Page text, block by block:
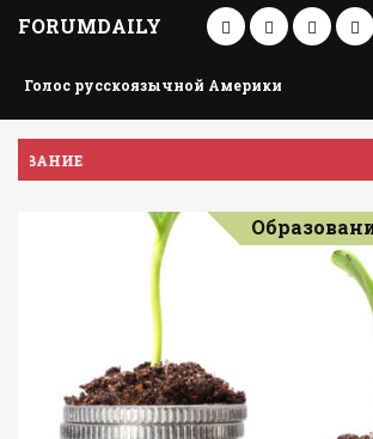
FORUMDAILY
Голос русскоязычной Америки
ПУТЕШЕСТВИЕ ПО АМЕРИКЕ